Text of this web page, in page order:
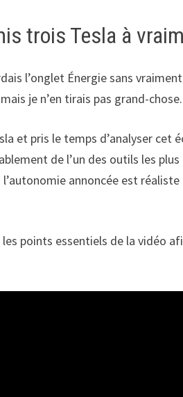
trois Tesla à
l’onglet Énergie sans
je n’en tirais pas grand-chose.
et pris le temps d’analyser cet
de l’un des outils les
annoncée est
points essentiels de la vidéo